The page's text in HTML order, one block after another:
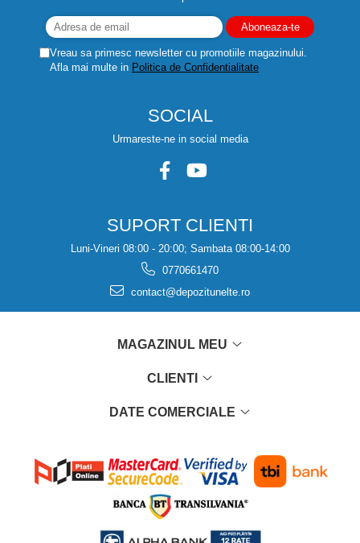
Vreau sa primesc newsletter cu promotiile magazinului.
Afla mai multe in Politica de Confidentialitate
SOCIAL
Urmareste-ne in social media
SUPORT CLIENTI
Luni-Vineri 08:00 - 20:00; Sambata 08:00-14:00
0770661470
contact@depozitunelte.ro
MAGAZINUL MEU
CLIENTI
DATE COMERCIALE